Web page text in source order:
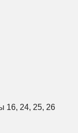
16, 24, 25, 26